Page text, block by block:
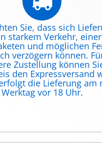
Sie, dass sich
starkem Verkehr,
und möglichen
verzögern können.
Zustellung können
den Expressversand
die Lieferung am
Werktag vor 18 Uhr.